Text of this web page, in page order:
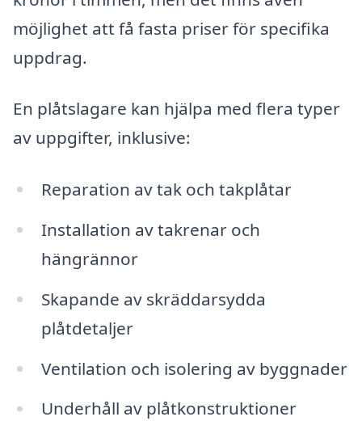
möjlighet att få fasta priser för specifika
uppdrag.
En plåtslagare kan hjälpa med flera typer
av uppgifter, inklusive:
Reparation av tak och takplåtar
Installation av takrenar och
hängrännor
Skapande av skräddarsydda
plåtdetaljer
Ventilation och isolering av byggnader
Underhåll av plåtkonstruktioner